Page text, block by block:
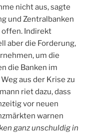
nicht aus, sagte
und Zentralbanken
offen. Indirekt
aber die Forderung,
um die
die Banken im
aus der Krise zu
riet dazu, dass
vor neuen
warnen
ganz unschuldig in